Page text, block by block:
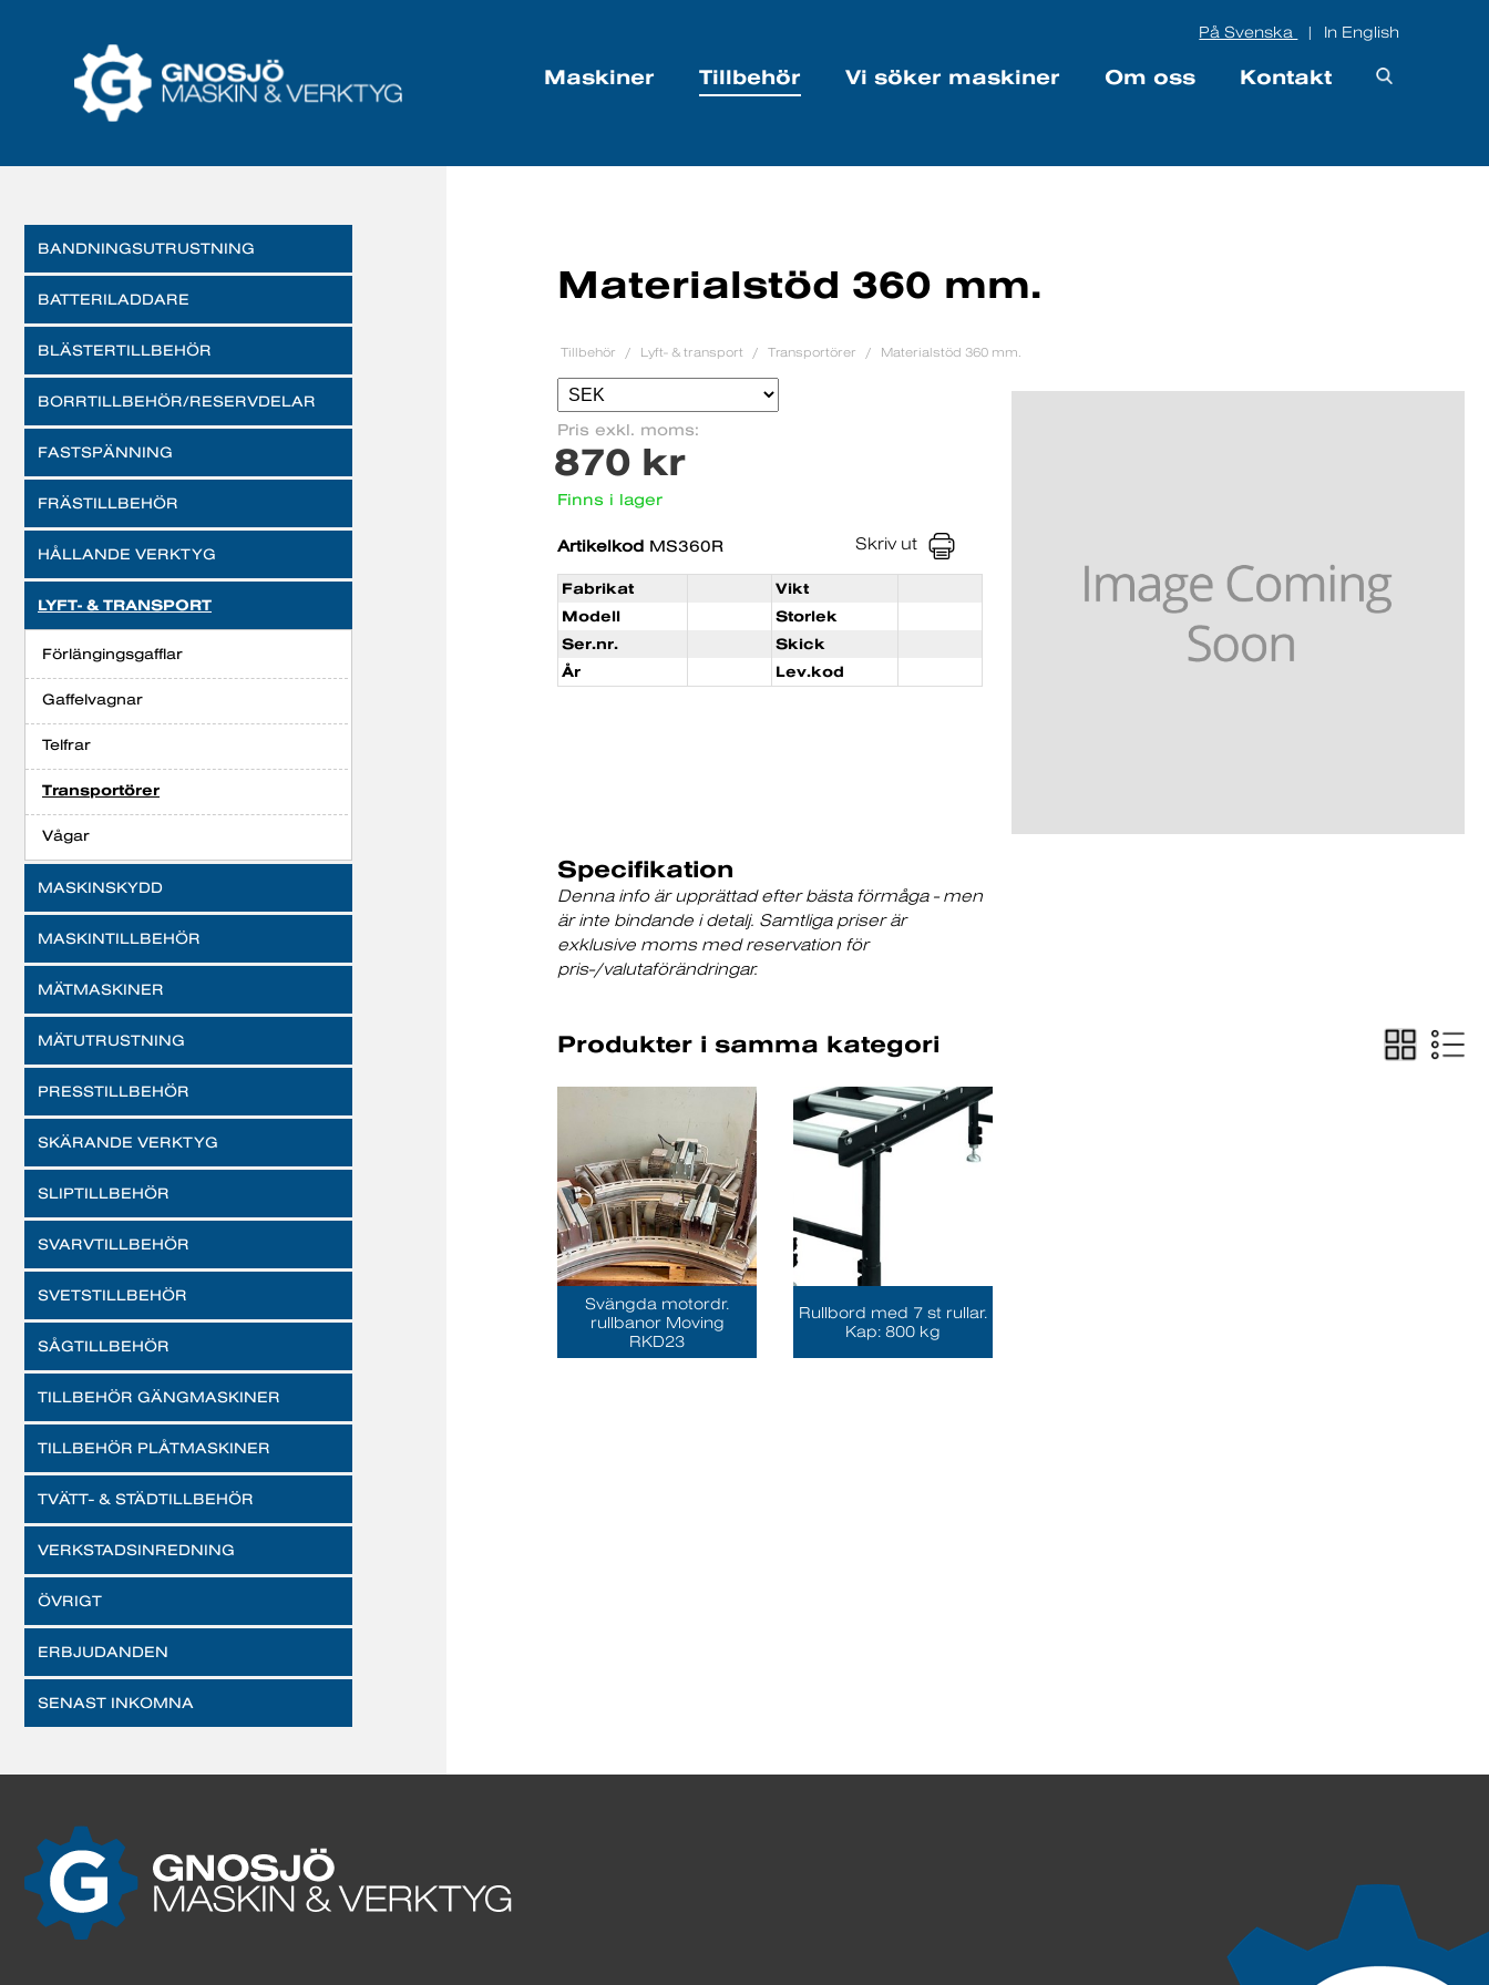
På Svenska In English
Maskiner Tillbehör Vi söker maskiner Om oss Kontakt
BANDNINGSUTRUSTNING
BATTERILADDARE
BLÄSTERTILLBEHÖR
BORRTILLBEHÖR/RESERVDELAR
FASTSPÄNNING
FRÄSTILLBEHÖR
HÅLLANDE VERKTYG
LYFT- & TRANSPORT
Förlängingsgafflar
Gaffelvagnar
Telfrar
Transportörer
Vågar
MASKINSKYDD
MASKINTILLBEHÖR
MÄTMASKINER
MÄTUTRUSTNING
PRESSTILLBEHÖR
SKÄRANDE VERKTYG
SLIPTILLBEHÖR
SVARVTILLBEHÖR
SVETSTILLBEHÖR
SÅGTILLBEHÖR
TILLBEHÖR GÄNGMASKINER
TILLBEHÖR PLÅTMASKINER
TVÄTT- & STÄDTILLBEHÖR
VERKSTADSINREDNING
ÖVRIGT
ERBJUDANDEN
SENAST INKOMNA
Materialstöd 360 mm.
Tillbehör Lyft- & transport Transportörer Materialstöd 360 mm.
Pris exkl. moms:
870 kr
Finns i lager
Artikelkod MS360R Skriv ut
Fabrikat
Vikt
Modell
Storlek
Ser.nr.
Skick
År
Lev.kod
Specifikation
Denna info är upprättad efter bästa förmåga - men
är inte bindande i detalj. Samtliga priser är
exklusive moms med reservation för
pris-/valutaförändringar.
Produkter i samma kategori
Svängda motordr.
rullbanor Moving
RKD23
Rullbord med 7 st rullar.
Kap: 800 kg